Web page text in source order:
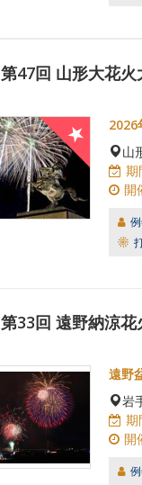
第47回 山形大花火
2026
山
期
開
第33回 遠野納涼花
遠野
岩
期
開